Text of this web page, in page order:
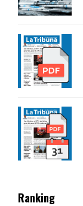
Ranking